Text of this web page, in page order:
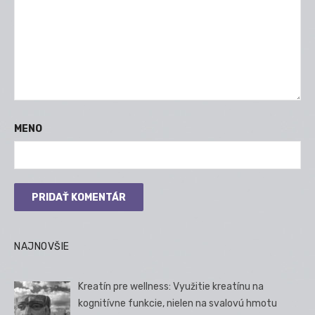
MENO
NAJNOVŠIE
Kreatín pre wellness: Využitie kreatínu na
kognitívne funkcie, nielen na svalovú hmotu